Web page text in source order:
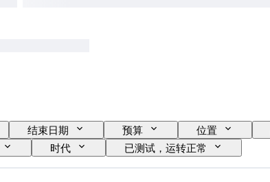
结束日期 预算 位置
时代 已测试，运转正常